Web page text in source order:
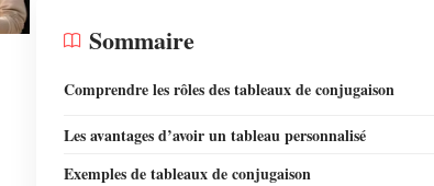
Sommaire
Comprendre les rôles des tableaux de conjugaison
Les avantages d’avoir un tableau personnalisé
Exemples de tableaux de conjugaison